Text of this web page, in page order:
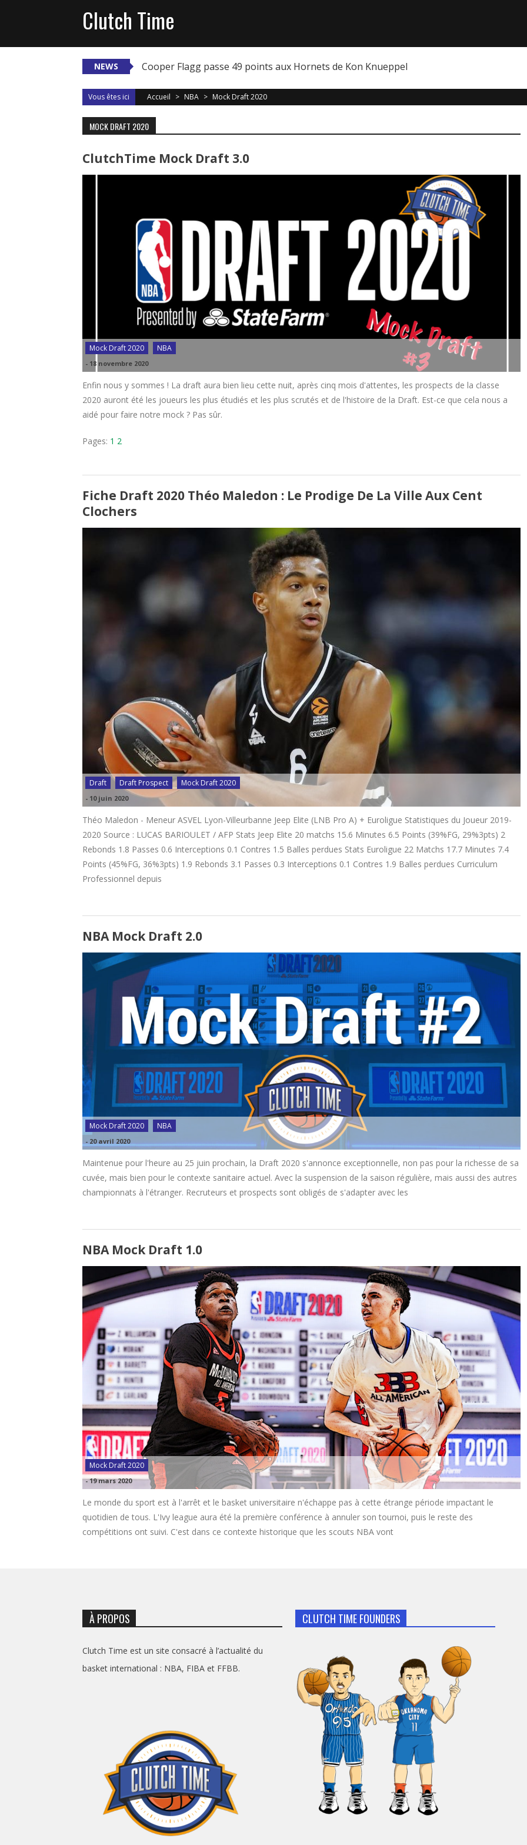
Clutch Time
NEWS Cooper Flagg passe 49 points aux Hornets de Kon Knueppel
Vous êtes ici Accueil > NBA > Mock Draft 2020
MOCK DRAFT 2020
ClutchTime Mock Draft 3.0
Mock Draft 2020 NBA
- 18 novembre 2020
Enfin nous y sommes ! La draft aura bien lieu cette nuit, après cinq mois d'attentes, les prospects de la classe
2020 auront été les joueurs les plus étudiés et les plus scrutés et de l'histoire de la Draft. Est-ce que cela nous a
aidé pour faire notre mock ? Pas sûr.
Pages: 1 2
Fiche Draft 2020 Théo Maledon : Le Prodige De La Ville Aux Cent
Clochers
Draft Draft Prospect Mock Draft 2020
- 10 juin 2020
Théo Maledon - Meneur ASVEL Lyon-Villeurbanne Jeep Elite (LNB Pro A) + Euroligue Statistiques du Joueur 2019-
2020 Source : LUCAS BARIOULET / AFP Stats Jeep Elite 20 matchs 15.6 Minutes 6.5 Points (39%FG, 29%3pts) 2
Rebonds 1.8 Passes 0.6 Interceptions 0.1 Contres 1.5 Balles perdues Stats Euroligue 22 Matchs 17.7 Minutes 7.4
Points (45%FG, 36%3pts) 1.9 Rebonds 3.1 Passes 0.3 Interceptions 0.1 Contres 1.9 Balles perdues Curriculum
Professionnel depuis
NBA Mock Draft 2.0
Mock Draft 2020 NBA
- 20 avril 2020
Maintenue pour l'heure au 25 juin prochain, la Draft 2020 s'annonce exceptionnelle, non pas pour la richesse de sa
cuvée, mais bien pour le contexte sanitaire actuel. Avec la suspension de la saison régulière, mais aussi des autres
championnats à l'étranger. Recruteurs et prospects sont obligés de s'adapter avec les
NBA Mock Draft 1.0
Mock Draft 2020
-19 mars 2020
Le monde du sport est à l'arrêt et le basket universitaire n'échappe pas à cette étrange période impactant le
quotidien de tous. L'Ivy league aura été la première conférence à annuler son tournoi, puis le reste des
compétitions ont suivi. C'est dans ce contexte historique que les scouts NBA vont
À PROPOS
Clutch Time est un site consacré à l’actualité du
basket international : NBA, FIBA et FFBB.
CLUTCH TIME FOUNDERS